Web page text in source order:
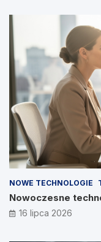
NOWE TECHNOLOGIE
Nowoczesne
16 lipca 2026